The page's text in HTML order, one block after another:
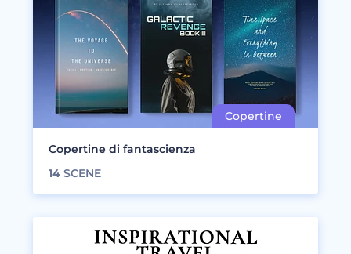
Copertine di fantascienza
14 SCENE